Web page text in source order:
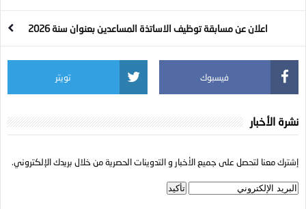
اعلان عن مسابقة توظيف الاساتذة المساعدين بعنوان سنة 2026
فيسبوك تويتر
نشرة الأخبار
إشترك معنا لتحصل على جميع الأخبار و التدوينات الحصرية من خلال بريدك الإلكتروني.